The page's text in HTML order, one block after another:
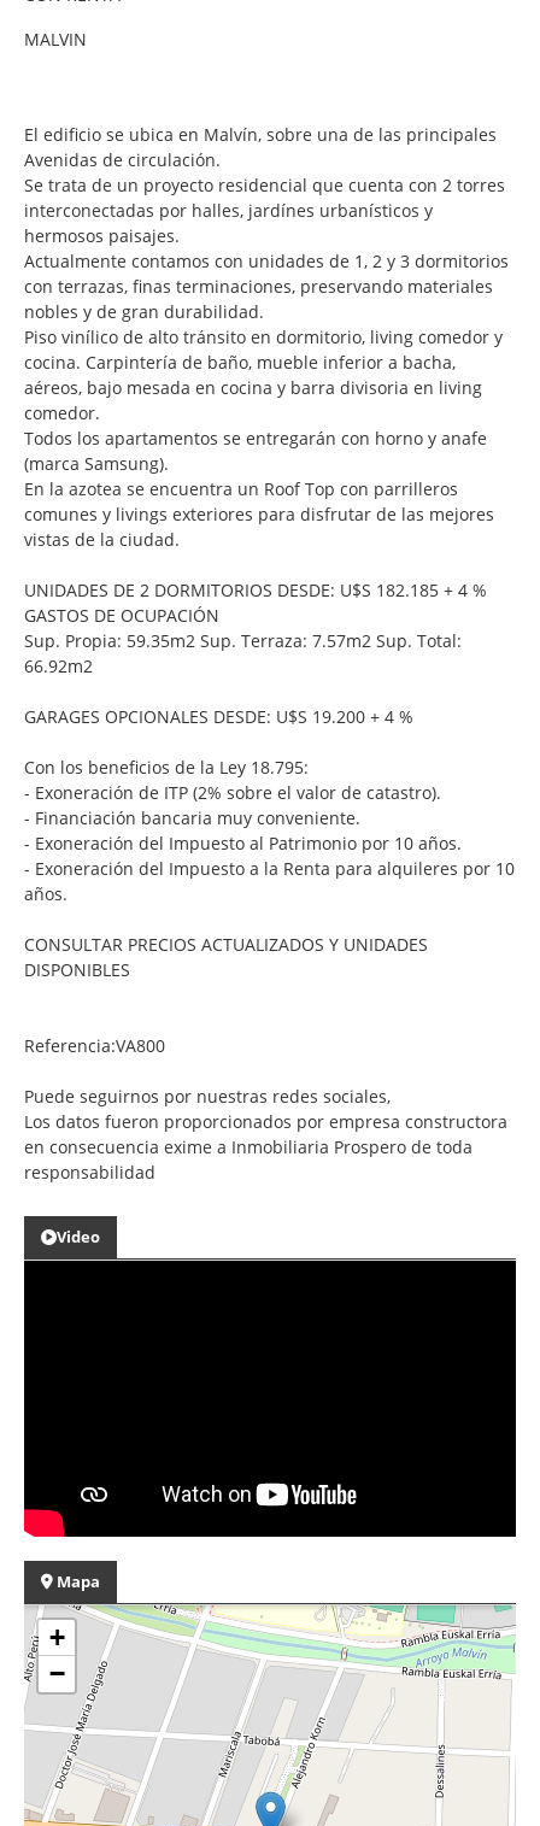
MALVIN
El edificio se ubica en Malvín, sobre una de las principales
Avenidas de circulación.
Se trata de un proyecto residencial que cuenta con 2 torres
interconectadas por halles, jardínes urbanísticos y
hermosos paisajes.
Actualmente contamos con unidades de 1, 2 y 3 dormitorios
con terrazas, finas terminaciones, preservando materiales
nobles y de gran durabilidad.
Piso vinílico de alto tránsito en dormitorio, living comedor y
cocina. Carpintería de baño, mueble inferior a bacha,
aéreos, bajo mesada en cocina y barra divisoria en living
comedor.
Todos los apartamentos se entregarán con horno y anafe
(marca Samsung).
En la azotea se encuentra un Roof Top con parrilleros
comunes y livings exteriores para disfrutar de las mejores
vistas de la ciudad.
UNIDADES DE 2 DORMITORIOS DESDE: U$S 182.185 + 4 %
GASTOS DE OCUPACIÓN
Sup. Propia: 59.35m2 Sup. Terraza: 7.57m2 Sup. Total:
66.92m2
GARAGES OPCIONALES DESDE: U$S 19.200 + 4 %
Con los beneficios de la Ley 18.795:
- Exoneración de ITP (2% sobre el valor de catastro).
- Financiación bancaria muy conveniente.
- Exoneración del Impuesto al Patrimonio por 10 años.
- Exoneración del Impuesto a la Renta para alquileres por 10
años.
CONSULTAR PRECIOS ACTUALIZADOS Y UNIDADES
DISPONIBLES
Referencia:VA800
Puede seguirnos por nuestras redes sociales,
Los datos fueron proporcionados por empresa constructora
en consecuencia exime a Inmobiliaria Prospero de toda
responsabilidad
Video
Mapa
+
−